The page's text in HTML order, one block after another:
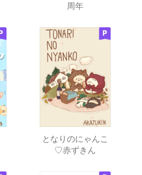
周年
となりのにゃんこ
♡赤ずきん